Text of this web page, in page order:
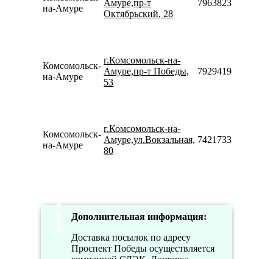
на-Амуре
Амуре,пр-т
Октябрьский, 28
79638233383
Комсомольск-
на-Амуре
г.Комсомольск-на-
Амуре,пр-т Победы,
53
79294198001
Комсомольск-
на-Амуре
г.Комсомольск-на-
Амуре,ул.Вокзальная,
80
74217333383
Дополнительная информация:
Доставка посылок по адресу
Проспект Победы осуществляется